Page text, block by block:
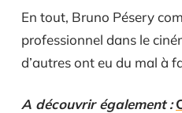
En tout, Bruno Pésery
professionnel dans le
d’autres ont eu du mal à
A découvrir également :